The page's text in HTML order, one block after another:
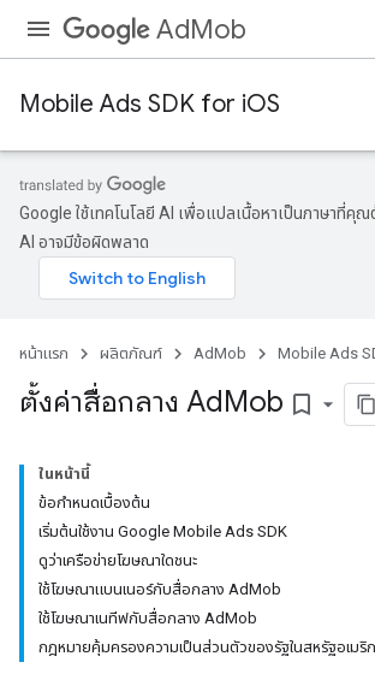
AdMob
Mobile Ads SDK for iOS
Google ใช้เทคโนโลยี AI เพื่อแปลเนื้อหาเป็นภาษาที่คุ
AI อาจมีข้อผิดพลาด
หน้าแรก ผลิตภัณฑ์ AdMob Mobile Ads
ตั้งค่าสื่อกลาง AdMob bookmark_border
ในหน้านี้
ข้อกำหนดเบื้องต้น
เริ่มต้นใช้งาน Google Mobile Ads SDK
ดูว่าเครือข่ายโฆษณาใดชนะ
ใช้โฆษณาแบนเนอร์กับสื่อกลาง AdMob
ใช้โฆษณาเนทีฟกับสื่อกลาง AdMob
กฎหมายคุ้มครองความเป็นส่วนตัวของรัฐในสหรัฐอเมริก